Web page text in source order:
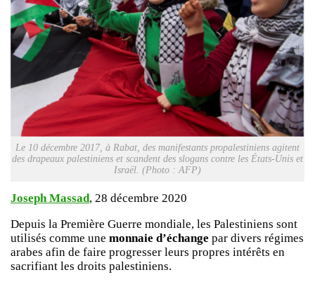
Le 10 décembre 2017, à Rabat, des manifestants propalestiniens agitent
des drapeaux palestiniens et scandent des slogans contre les États-Unis et
Israël. (Photo : AFP)
Joseph Massad, 28 décembre 2020
Depuis la Première Guerre mondiale, les Palestiniens sont
utilisés comme une monnaie d’échange par divers régimes
arabes afin de faire progresser leurs propres intérêts en
sacrifiant les droits palestiniens.